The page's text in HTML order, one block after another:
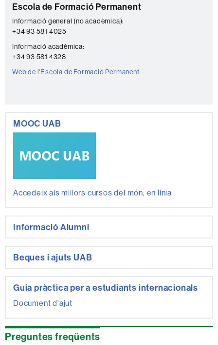
c
t
e
Escola de Formació Permanent
Informació general (no acadèmica):
+34 93 581 4025
Informació acadèmica:
+34 93 581 4328
Web de l'Escola de Formació Permanent
MOOC UAB
Accedeix als millors cursos del món, en línia
Informació Alumni
Beques i ajuts UAB
Guia pràctica per a estudiants internacionals
Document d'ajut
Preguntes freqüents